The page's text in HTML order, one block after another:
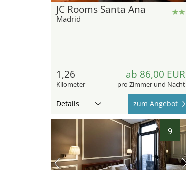
JC Rooms Santa Ana
Madrid
1,26
Kilometer
ab 86,00 EUR
pro Zimmer und Nacht
Details zum Angebot
9